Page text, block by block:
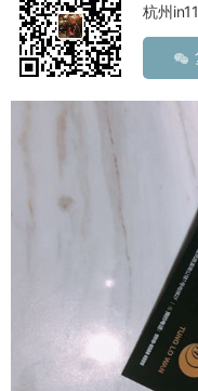
杭州